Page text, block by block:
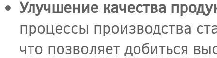
Улучшение качества
процессы производства
что позволяет добиться